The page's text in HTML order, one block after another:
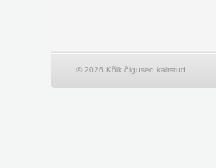
© 2026 Kõik õigused kaitstud.